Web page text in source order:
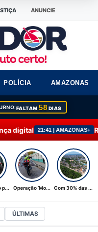
ANUNCIE
POLÍCIA AMAZONAS
FALTAM58 DIAS
Rede municipal de
p... Operação ‘Mo... Com 30% das ...
ÚLTIMAS